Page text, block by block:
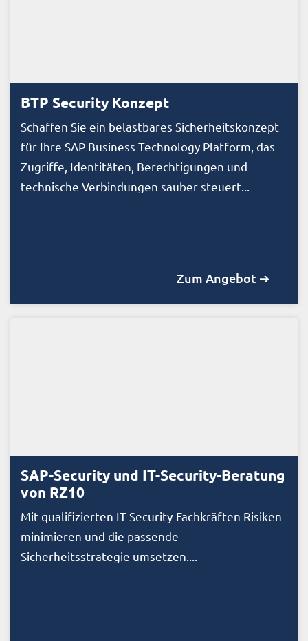
BTP Security Konzept
Schaffen Sie ein belastbares Sicherheitskonzept
für Ihre SAP Business Technology Platform, das
Zugriffe, Identitäten, Berechtigungen und
technische Verbindungen sauber steuert...
Zum Angebot ➔
SAP-Security und IT-Security-Beratung
von RZ10
Mit qualifizierten IT-Security-Fachkräften Risiken
minimieren und die passende
Sicherheitsstrategie umsetzen....